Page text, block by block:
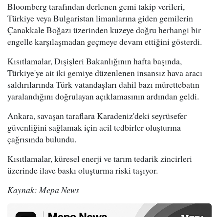
Bloomberg tarafından derlenen gemi takip verileri,
Türkiye veya Bulgaristan limanlarına giden gemilerin
Çanakkale Boğazı üzerinden kuzeye doğru herhangi bir
engelle karşılaşmadan geçmeye devam ettiğini gösterdi.
Kısıtlamalar, Dışişleri Bakanlığının hafta başında,
Türkiye'ye ait iki gemiye düzenlenen insansız hava aracı
saldırılarında Türk vatandaşları dahil bazı mürettebatın
yaralandığını doğrulayan açıklamasının ardından geldi.
Ankara, savaşan taraflara Karadeniz'deki seyrüsefer
güvenliğini sağlamak için acil tedbirler oluşturma
çağrısında bulundu.
Kısıtlamalar, küresel enerji ve tarım tedarik zincirleri
üzerinde ilave baskı oluşturma riski taşıyor.
Kaynak: Mepa News